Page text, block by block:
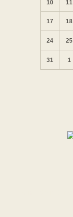
10 11
17 18
24 25
31 1